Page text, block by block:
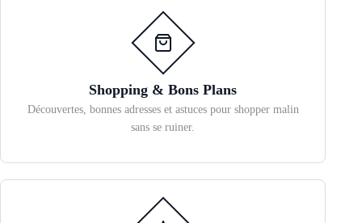
Shopping & Bons Plans
Découvertes, bonnes adresses et astuces pour shopper malin
sans se ruiner.